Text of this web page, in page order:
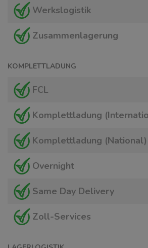
Werkslogistik
Zusammenlagerung
KOMPLETTLADUNG
FCL
Komplettladung
Komplettladung (National)
Overnight
Same Day Delivery
Zoll-Services